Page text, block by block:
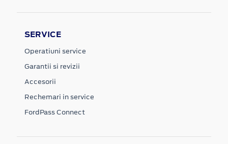
SERVICE
Operatiuni service
Garantii si revizii
Accesorii
Rechemari in service
FordPass Connect